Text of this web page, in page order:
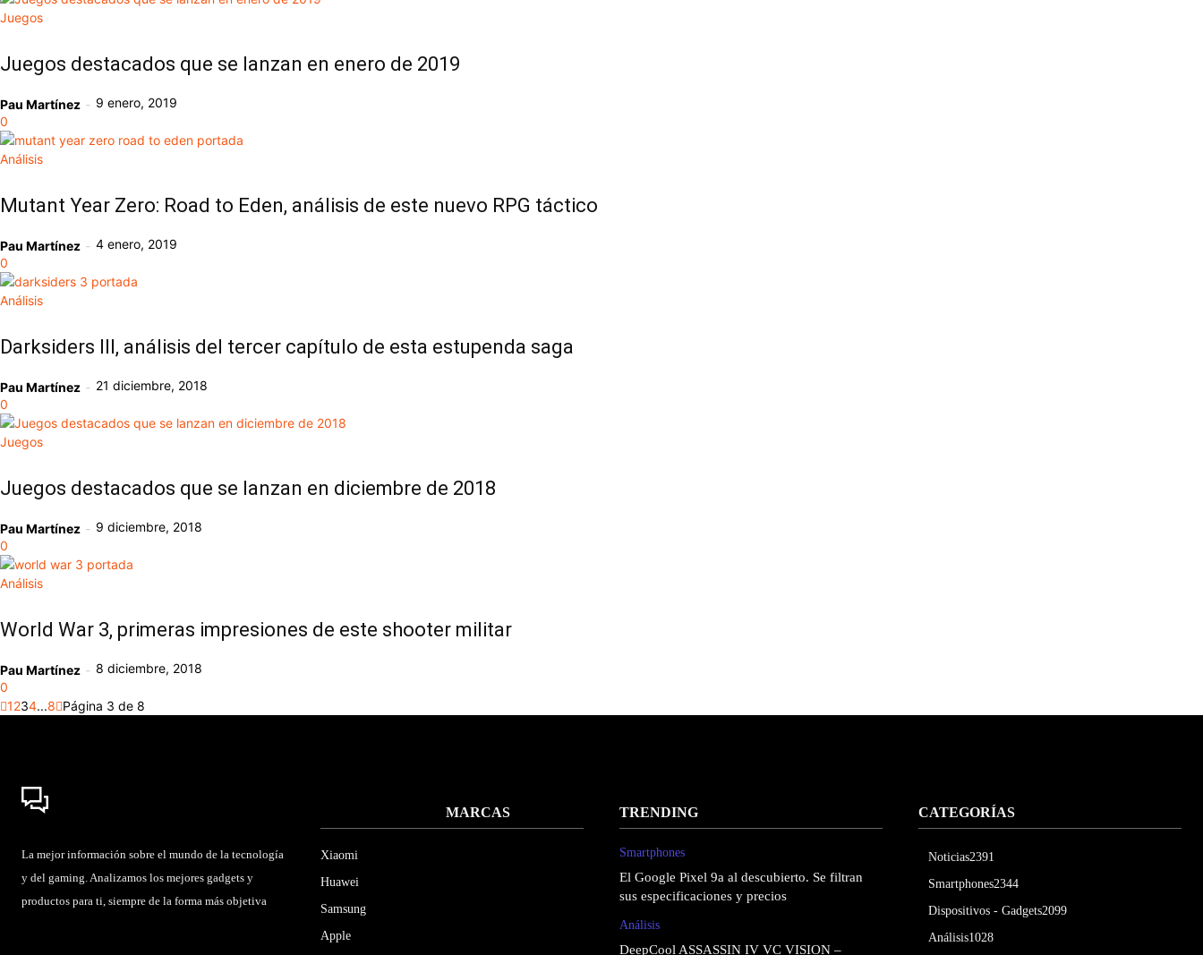
Juegos
Juegos destacados que se lanzan en enero de 2019
Pau Martínez - 9 enero, 2019
0
Análisis
Mutant Year Zero: Road to Eden, análisis de este nuevo RPG táctico
Pau Martínez - 4 enero, 2019
0
Análisis
Darksiders III, análisis del tercer capítulo de esta estupenda saga
Pau Martínez - 21 diciembre, 2018
0
Juegos
Juegos destacados que se lanzan en diciembre de 2018
Pau Martínez - 9 diciembre, 2018
0
Análisis
World War 3, primeras impresiones de este shooter militar
Pau Martínez - 8 diciembre, 2018
0
1234...8 Página 3 de 8
La mejor información sobre el mundo de la tecnología
y del gaming. Analizamos los mejores gadgets y
productos para ti, siempre de la forma más objetiva
MARCAS
Xiaomi
Huawei
Samsung
Apple
TRENDING
Smartphones
El Google Pixel 9a al descubierto. Se filtran
sus especificaciones y precios
Análisis
DeepCool ASSASSIN IV VC VISION –
CATEGORÍAS
Noticias2391
Smartphones2344
Dispositivos - Gadgets2099
Análisis1028